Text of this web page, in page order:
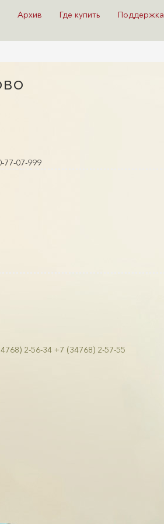
Архив Где купить Поддержка
77-07-999
2-56-34 +7 (34768) 2-57-55